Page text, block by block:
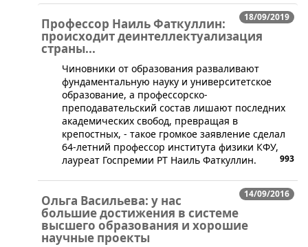
18/09/2019
Профессор Наиль Фаткуллин:
происходит деинтеллектуализация
страны...
​Чиновники от образования разваливают
фундаментальную науку и университетское
образование, а профессорско-
преподавательский состав лишают последних
академических свобод, превращая в
крепостных, - такое громкое заявление сделал
64-летний профессор института физики КФУ,
лауреат Госпремии РТ Наиль Фаткуллин.
993
14/09/2016
Ольга Васильева: у нас
большие достижения в системе
высшего образования и хорошие
научные проекты